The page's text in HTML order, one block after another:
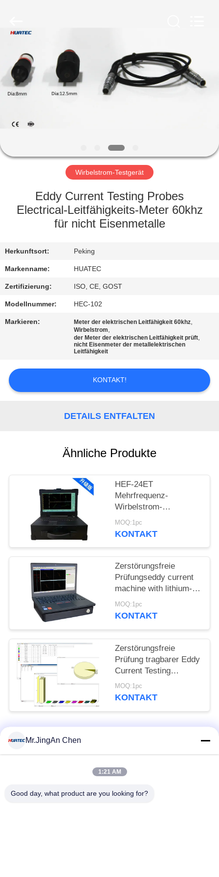
HAUS
PRODUKTE
UNS
FABRIK-
AUSFLUG
QUALITÄTSKONTROLLE
SIE
MIT
UNS
IN
VERBINDUNG
SIE EIN
Reserved.
Wirbelstrom-Testgerät
Eddy Current Testing Probes
Electrical-Leitfähigkeits-Meter 60khz
für nicht Eisenmetalle
Herkunftsort: Peking
Markenname: HUATEC
Zertifizierung: ISO, CE, GOST
Modellnummer: HEC-102
Markieren: Meter der elektrischen Leitfähigkeit 60khz,
Wirbelstrom,
der Meter der elektrischen Leitfähigkeit prüft,
nicht Eisenmeter der metallelektrischen
Leitfähigkeit
KONTAKT!
DETAILS ENTFALTEN
Ähnliche Produkte
HEF-24ET
Mehrfrequenz-
Wirbelstrom-
Fehlerdetektor für
Heizkesselrohre &
MOQ:1pc
KONTAKT
Zerstörungsfreie
Prüfungseddy current
machine with lithium-
Batterie
MOQ:1pc
KONTAKT
Zerstörungsfreie
Prüfung tragbarer Eddy
Current Testing
Equipment 14.8v
errichtet in der Lithium-
MOQ:1pc
KONTAKT
Beliebte Kategorien Alle
Ultraschall-
Mr.JingAn Chen
1:21 AM
Good day, what product are you looking for?